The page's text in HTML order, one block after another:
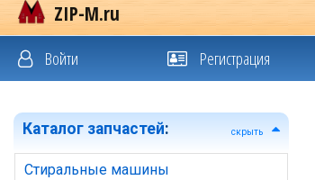
ZIP-M.ru
Войти Регистрация
Каталог запчастей: скрыть
Стиральные машины